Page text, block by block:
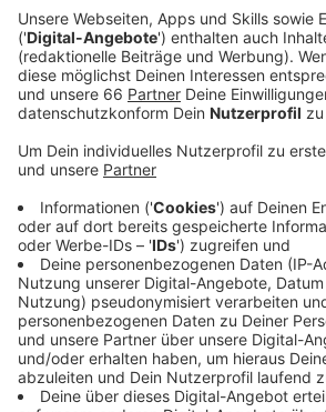
Veröffentlicht:Donnerstag, 14.01.2021
Anzeige
Karlsruhe sagte, das Landgericht
Freispruch für den früheren Neonazi
rechtsfehlerfrei begründet. Und
Die Beweiswürdigung sei Sache der
Düsseldorf gewesen. Dem
Angeklagten steht aufgrund der
Entscheidung nun auch eine
war ins Visier der Ermittler geraten,